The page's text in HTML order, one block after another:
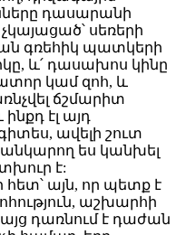
դասարանի
սեռերի
գռեհիկ պատկերի
և՛ դասախոս կինը
կամ զոհ, և
ճշմարիտ
էլ այդ
ավելի շուտ
անկարող ես կանխել
է:
այն, որ պետք է
աշխարհի
դառնում է դաժան